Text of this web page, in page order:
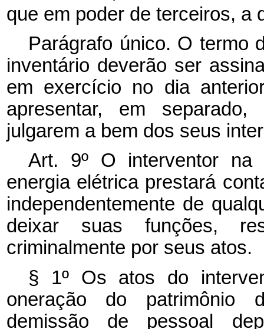
que em poder de terceiros, a
Parágrafo único. O termo
inventário deverão ser
em exercício no dia
apresentar, em
julgarem a bem dos seus
Art. 9º O interventor na
energia elétrica prestará
independentemente de
deixar suas funções,
criminalmente por seus atos.
§ 1º Os atos do
oneração do patrimônio
demissão de pessoal